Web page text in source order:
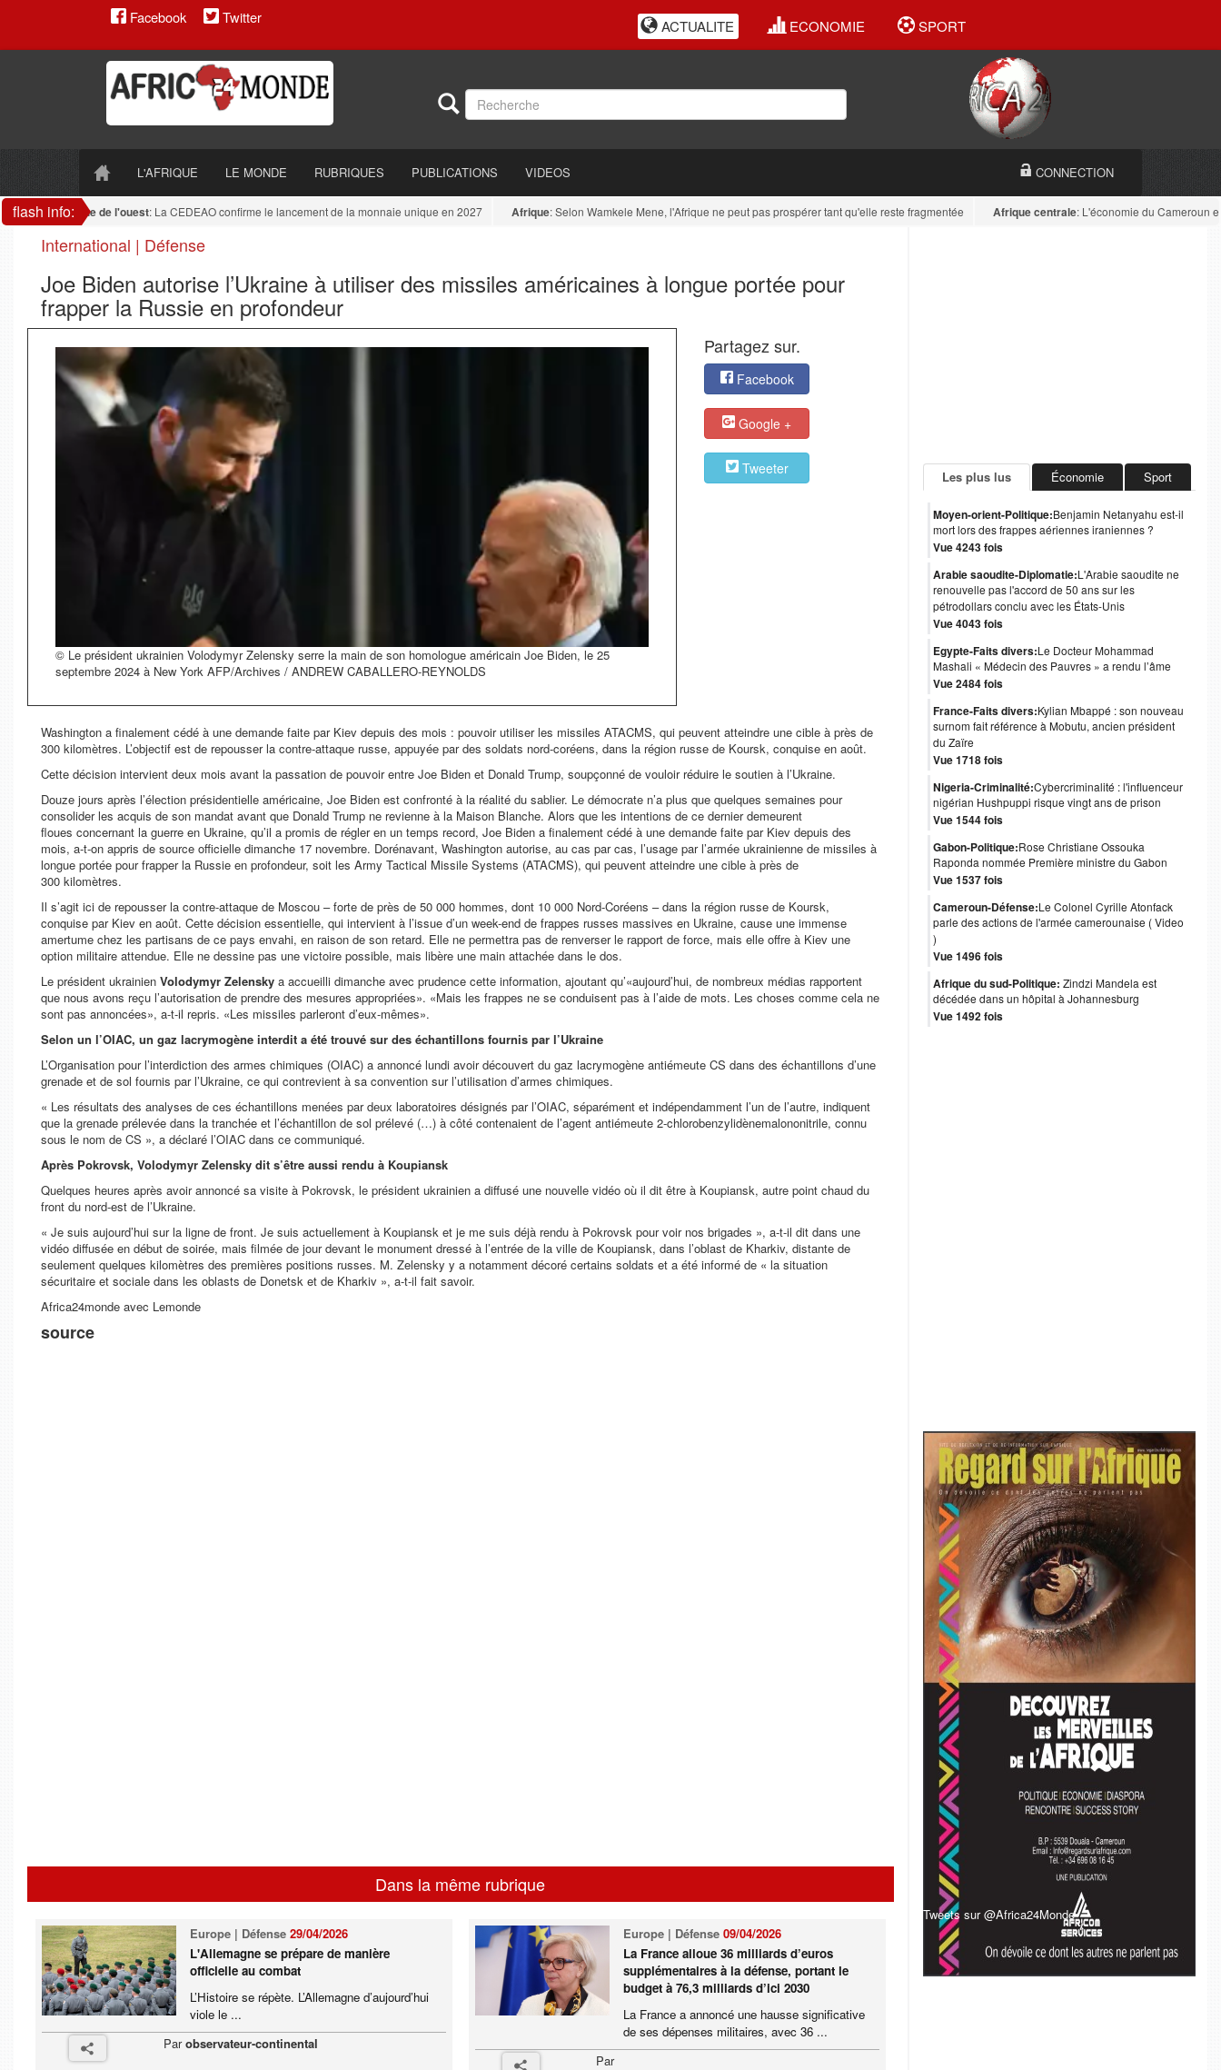
Facebook Twitter ACTUALITE ECONOMIE SPORT
L'AFRIQUE LE MONDE RUBRIQUES PUBLICATIONS VIDEOS CONNECTION
flash info:
Afrique de l'ouest: La CEDEAO confirme le lancement de la monnaie unique en 2027 Afrique: Selon Wamkele Mene, l'Afrique ne peut pas prospérer tant qu'elle reste fragmentée Afrique centrale: L'économie du Cameroun est
International | Défense
Joe Biden autorise l’Ukraine à utiliser des missiles américaines à longue portée pour
frapper la Russie en profondeur
© Le président ukrainien Volodymyr Zelensky serre la main de son homologue américain Joe Biden, le 25
septembre 2024 à New York AFP/Archives / ANDREW CABALLERO-REYNOLDS
Partagez sur.
Facebook
Google +
Tweeter
Washington a finalement cédé à une demande faite par Kiev depuis des mois : pouvoir utiliser les missiles ATACMS, qui peuvent atteindre une cible à près de
300 kilomètres. L’objectif est de repousser la contre-attaque russe, appuyée par des soldats nord-coréens, dans la région russe de Koursk, conquise en août.
Cette décision intervient deux mois avant la passation de pouvoir entre Joe Biden et Donald Trump, soupçonné de vouloir réduire le soutien à l’Ukraine.
Douze jours après l’élection présidentielle américaine, Joe Biden est confronté à la réalité du sablier. Le démocrate n’a plus que quelques semaines pour
consolider les acquis de son mandat avant que Donald Trump ne revienne à la Maison Blanche. Alors que les intentions de ce dernier demeurent
floues concernant la guerre en Ukraine, qu’il a promis de régler en un temps record, Joe Biden a finalement cédé à une demande faite par Kiev depuis des
mois, a-t-on appris de source officielle dimanche 17 novembre. Dorénavant, Washington autorise, au cas par cas, l’usage par l’armée ukrainienne de missiles à
longue portée pour frapper la Russie en profondeur, soit les Army Tactical Missile Systems (ATACMS), qui peuvent atteindre une cible à près de
300 kilomètres.
Il s’agit ici de repousser la contre-attaque de Moscou – forte de près de 50 000 hommes, dont 10 000 Nord-Coréens – dans la région russe de Koursk,
conquise par Kiev en août. Cette décision essentielle, qui intervient à l’issue d’un week-end de frappes russes massives en Ukraine, cause une immense
amertume chez les partisans de ce pays envahi, en raison de son retard. Elle ne permettra pas de renverser le rapport de force, mais elle offre à Kiev une
option militaire attendue. Elle ne dessine pas une victoire possible, mais libère une main attachée dans le dos.
Le président ukrainien Volodymyr Zelensky a accueilli dimanche avec prudence cette information, ajoutant qu’«aujourd’hui, de nombreux médias rapportent
que nous avons reçu l’autorisation de prendre des mesures appropriées». «Mais les frappes ne se conduisent pas à l’aide de mots. Les choses comme cela ne
sont pas annoncées», a-t-il repris. «Les missiles parleront d’eux-mêmes».
Selon un l’OIAC, un gaz lacrymogène interdit a été trouvé sur des échantillons fournis par l’Ukraine
L’Organisation pour l’interdiction des armes chimiques (OIAC) a annoncé lundi avoir découvert du gaz lacrymogène antiémeute CS dans des échantillons d’une
grenade et de sol fournis par l’Ukraine, ce qui contrevient à sa convention sur l’utilisation d’armes chimiques.
« Les résultats des analyses de ces échantillons menées par deux laboratoires désignés par l’OIAC, séparément et indépendamment l’un de l’autre, indiquent
que la grenade prélevée dans la tranchée et l’échantillon de sol prélevé (…) à côté contenaient de l’agent antiémeute 2-chlorobenzylidènemalononitrile, connu
sous le nom de CS », a déclaré l’OIAC dans ce communiqué.
Après Pokrovsk, Volodymyr Zelensky dit s’être aussi rendu à Koupiansk
Quelques heures après avoir annoncé sa visite à Pokrovsk, le président ukrainien a diffusé une nouvelle vidéo où il dit être à Koupiansk, autre point chaud du
front du nord-est de l’Ukraine.
« Je suis aujourd’hui sur la ligne de front. Je suis actuellement à Koupiansk et je me suis déjà rendu à Pokrovsk pour voir nos brigades », a-t-il dit dans une
vidéo diffusée en début de soirée, mais filmée de jour devant le monument dressé à l’entrée de la ville de Koupiansk, dans l’oblast de Kharkiv, distante de
seulement quelques kilomètres des premières positions russes. M. Zelensky y a notamment décoré certains soldats et a été informé de « la situation
sécuritaire et sociale dans les oblasts de Donetsk et de Kharkiv », a-t-il fait savoir.
Africa24monde avec Lemonde
source
Dans la même rubrique
Europe | Défense29/04/2026
L'Allemagne se prépare de manière
officielle au combat
L’Histoire se répète. L’Allemagne d’aujourd’hui
viole le ...
Parobservateur-continental
Europe | Défense 09/04/2026
La France alloue 36 milliards d’euros
supplémentaires à la défense, portant le
budget à 76,3 milliards d’ici 2030
La France a annoncé une hausse significative
de ses dépenses militaires, avec 36 ...
Par
Les plus lus Économie Sport
Moyen-orient-Politique:Benjamin Netanyahu est-il
mort lors des frappes aériennes iraniennes ?
Vue 4243 fois
Arabie saoudite-Diplomatie:L'Arabie saoudite ne
renouvelle pas l'accord de 50 ans sur les
pétrodollars conclu avec les États-Unis
Vue 4043 fois
Egypte-Faits divers:Le Docteur Mohammad
Mashali « Médecin des Pauvres » a rendu l’âme
Vue 2484 fois
France-Faits divers:Kylian Mbappé : son nouveau
surnom fait référence à Mobutu, ancien président
du Zaïre
Vue 1718 fois
Nigeria-Criminalité:Cybercriminalité : l'influenceur
nigérian Hushpuppi risque vingt ans de prison
Vue 1544 fois
Gabon-Politique:Rose Christiane Ossouka
Raponda nommée Première ministre du Gabon
Vue 1537 fois
Cameroun-Défense:Le Colonel Cyrille Atonfack
parle des actions de l'armée camerounaise ( Video
)
Vue 1496 fois
Afrique du sud-Politique: Zindzi Mandela est
décédée dans un hôpital à Johannesburg
Vue 1492 fois
Tweets sur @Africa24Monde